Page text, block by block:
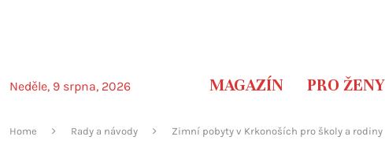
Neděle, 9 srpna, 2026 MAGAZÍN PRO ŽENY
Home Rady a návody Zimní pobyty v Krkonoších pro školy a rodiny